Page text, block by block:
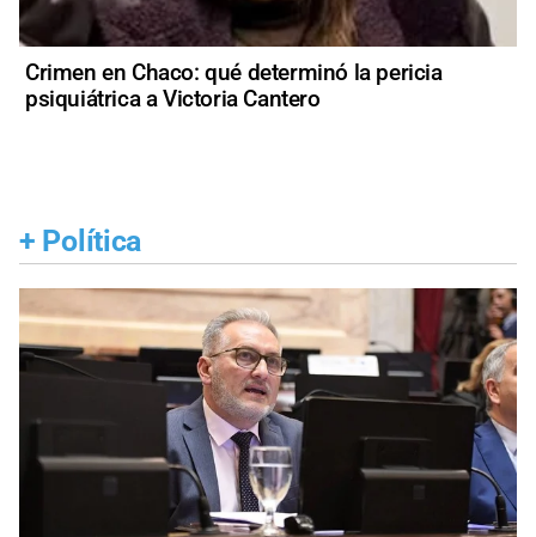
Crimen en Chaco: qué determinó la pericia
psiquiátrica a Victoria Cantero
+ Política